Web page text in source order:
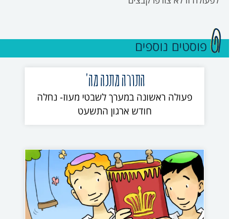
פוסטים נוספים
התורה מתנה מה'
פעולה ראשונה במערך לשבטי מעוז- נחלה
חודש ארגון התשעט